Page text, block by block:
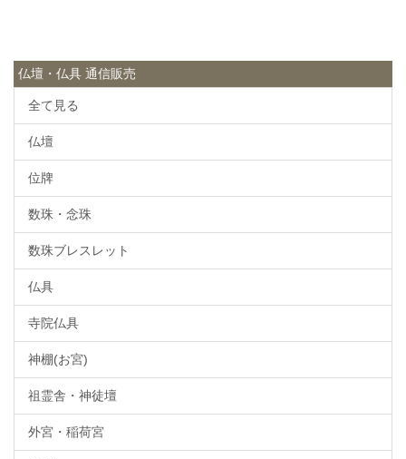
仏壇・仏具 通信販売
全て見る
仏壇
位牌
数珠・念珠
数珠ブレスレット
仏具
寺院仏具
神棚(お宮)
祖霊舎・神徒壇
外宮・稲荷宮